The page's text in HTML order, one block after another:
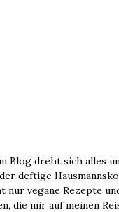
Blog dreht sich alles
deftige
nur vegane Rezepte
die mir auf meinen